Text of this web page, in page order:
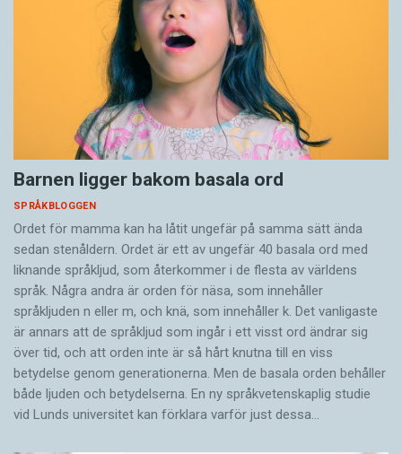
Barnen ligger bakom basala ord
SPRÅKBLOGGEN
Ordet för mamma kan ha låtit ungefär på samma sätt ända
sedan stenåldern. Ordet är ett av ungefär 40 basala ord med
liknande språkljud, som återkommer i de flesta av världens
språk. Några andra är orden för näsa, som innehåller
språkljuden n eller m, och knä, som innehåller k. Det vanligaste
är annars att de språkljud som ingår i ett visst ord ändrar sig
över tid, och att orden inte är så hårt knutna till en viss
betydelse genom generationerna. Men de basala orden behåller
både ljuden och betydelserna. En ny språkvetenskaplig studie
vid Lunds universitet kan förklara varför just dessa…